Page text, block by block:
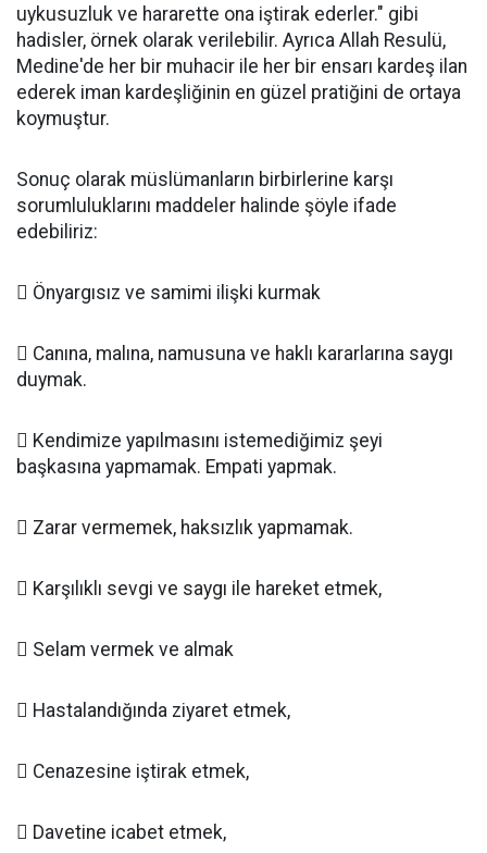
uykusuzluk ve hararette ona iştirak ederler." gibi
hadisler, örnek olarak verilebilir. Ayrıca Allah Resulü,
Medine'de her bir muhacir ile her bir ensarı kardeş ilan
ederek iman kardeşliğinin en güzel pratiğini de ortaya
koymuştur.
Sonuç olarak müslümanların birbirlerine karşı
sorumluluklarını maddeler halinde şöyle ifade
edebiliriz:
 Önyargısız ve samimi ilişki kurmak
 Canına, malına, namusuna ve haklı kararlarına saygı
duymak.
 Kendimize yapılmasını istemediğimiz şeyi
başkasına yapmamak. Empati yapmak.
 Zarar vermemek, haksızlık yapmamak.
 Karşılıklı sevgi ve saygı ile hareket etmek,
 Selam vermek ve almak
 Hastalandığında ziyaret etmek,
 Cenazesine iştirak etmek,
 Davetine icabet etmek,